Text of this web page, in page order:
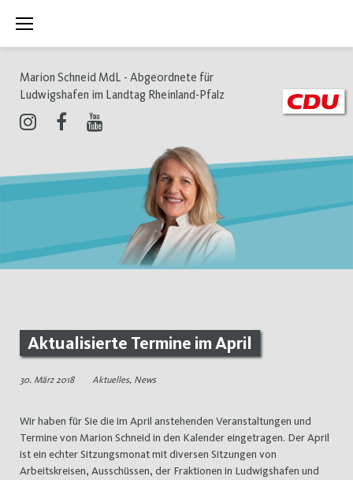
Inhalt
Marion Schneid MdL - Abgeordnete für
Ludwigshafen im Landtag Rheinland-Pfalz
Aktualisierte Termine im April
30. März 2018 Aktuelles, News
Wir haben für Sie die im April anstehenden Veranstaltungen und
Termine von Marion Schneid in den Kalender eingetragen. Der April
ist ein echter Sitzungsmonat mit diversen Sitzungen von
Arbeitskreisen, Ausschüssen, der Fraktionen in Ludwigshafen und